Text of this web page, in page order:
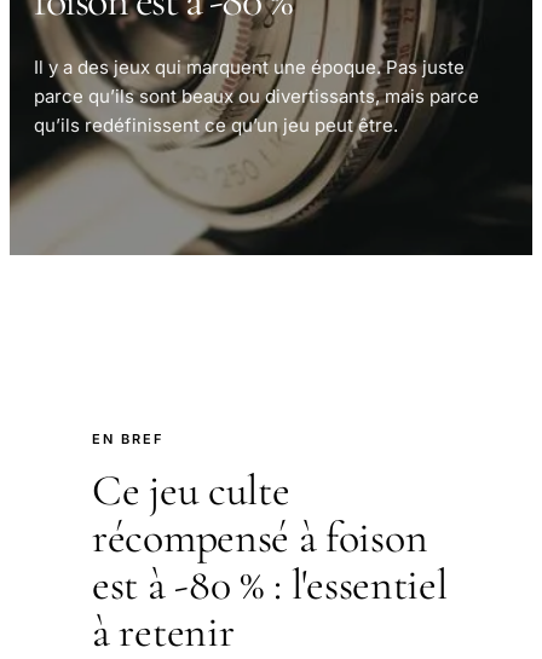
Il y a des jeux qui marquent une époque. Pas juste
parce qu’ils sont beaux ou divertissants, mais parce
qu’ils redéfinissent ce qu’un jeu peut être.
EN BREF
Ce jeu culte
récompensé à foison
est à -80 % : l'essentiel
à retenir